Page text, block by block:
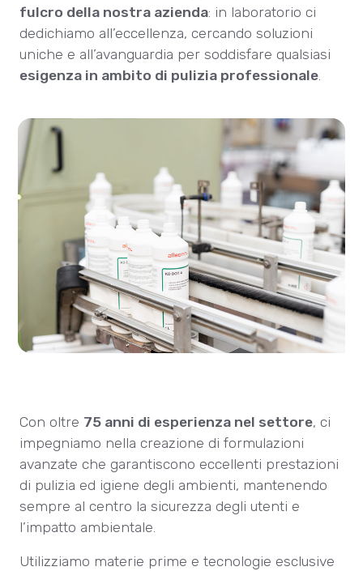
fulcro della nostra azienda: in laboratorio ci
dedichiamo all’eccellenza, cercando soluzioni
uniche e all’avanguardia per soddisfare qualsiasi
esigenza in ambito di pulizia professionale.
Con oltre 75 anni di esperienza nel settore, ci
impegniamo nella creazione di formulazioni
avanzate che garantiscono eccellenti prestazioni
di pulizia ed igiene degli ambienti, mantenendo
sempre al centro la sicurezza degli utenti e
l’impatto ambientale.
Utilizziamo materie prime e tecnologie esclusive